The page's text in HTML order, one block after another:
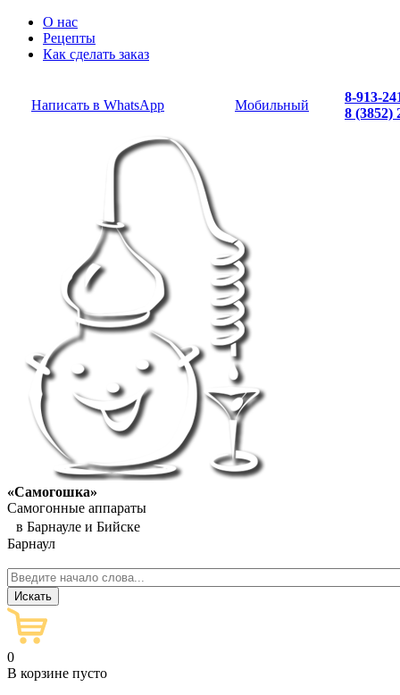
О нас
Рецепты
Как сделать заказ
Написать в WhatsApp Мобильный
8-913-
8 (3852)
«Самогошка»
Самогонные аппараты
в Барнауле и Бийске
Барнаул
0
В корзине пусто